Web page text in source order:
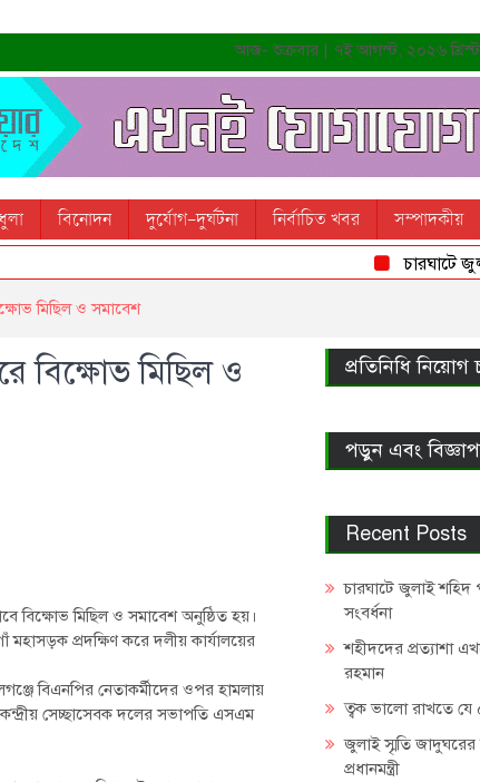
আজ- শুক্রবার | ৭ই আগস্ট, ২০২৬
বিনোদন দুর্যোগ-দুর্ঘটনা নির্বাচিত খবর সম্পাদকীয়
চারঘাটে
মিছিল ও সমাবেশ
বিক্ষোভ মিছিল ও
বিক্ষোভ মিছিল ও সমাবেশ অনুষ্ঠিত হয়।
মহাসড়ক প্রদক্ষিণ করে দলীয় কার্যালয়ের
বিএনপির নেতাকর্মীদের ওপর হামলায়
সেচ্ছাসেবক দলের সভাপতি এসএম
প্রতিনিধি
পড়ুন এবং
Recent Posts
চারঘাটে জুলাই শহিদ
সংবর্ধনা
শহীদদের প্রত্যাশা
রহমান
ত্বক ভালো রাখতে
জুলাই স্মৃতি
প্রধানমন্ত্রী